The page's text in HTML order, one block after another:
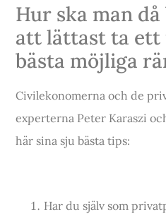
Hur ska man
att lättast ta
bästa möjliga
Civilekonomerna och de
experterna Peter Karaszi
här sina sju bästa tips:
Har du själv som